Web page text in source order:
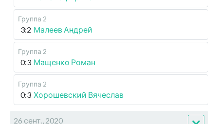
Группа 2
3:2 Малеев Андрей
Группа 2
0:3 Мащенко Роман
Группа 2
0:3 Хорошевский Вячеслав
26 сент., 2020